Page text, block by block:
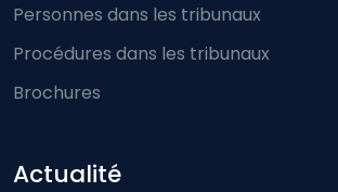
Personnes dans les tribunaux
Procédures dans les tribunaux
Brochures
Actualité